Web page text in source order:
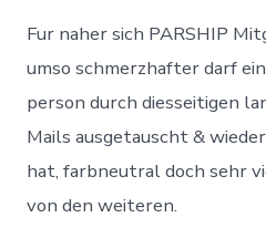
Fur naher sich PARSHIP
umso schmerzhafter darf
person durch diesseitigen
Mails ausgetauscht &
hat, farbneutral doch sehr
von den weiteren.